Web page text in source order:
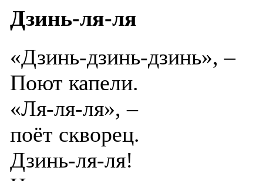
Дзинь-ля-ля
«Дзинь-дзинь-дзинь», –
Поют капели.
«Ля-ля-ля», –
поёт скворец.
Дзинь-ля-ля!